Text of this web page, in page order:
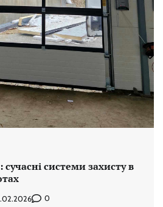
системи захисту в
0